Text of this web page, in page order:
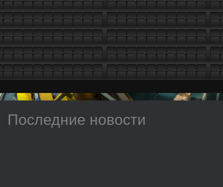
Последние новости